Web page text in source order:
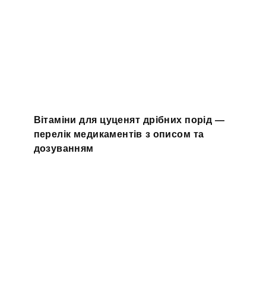
Вітаміни для цуценят дрібних порід —
перелік медикаментів з описом та
дозуванням